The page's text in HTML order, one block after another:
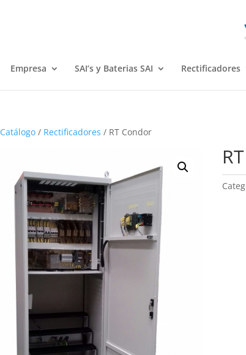
Empresa SAI’s y Baterias SAI Rectificadores
Catálogo / Rectificadores / RT Condor